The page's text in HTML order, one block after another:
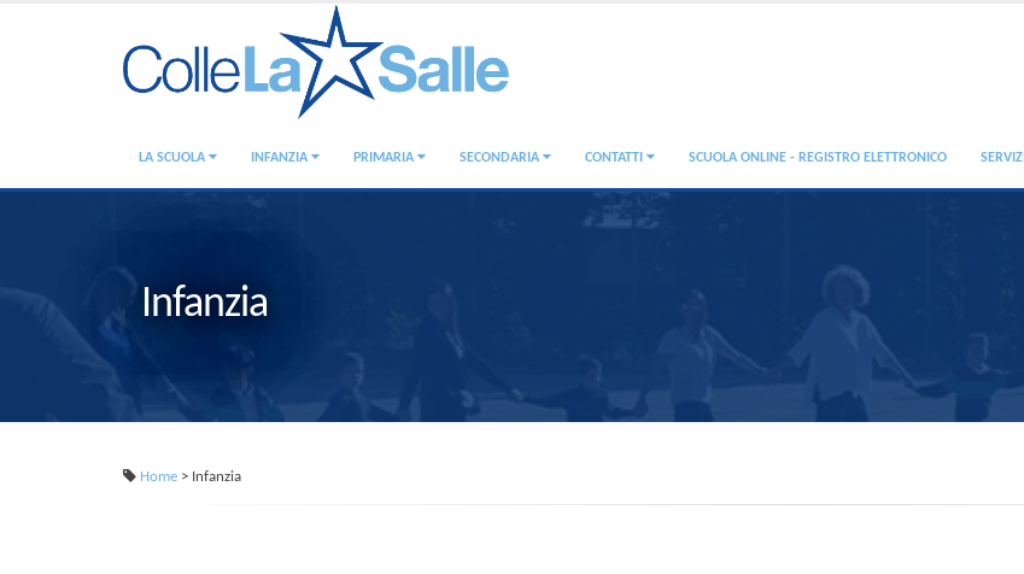
LA SCUOLA INFANZIA PRIMARIA SECONDARIA CONTATTI SCUOLA ONLINE - REGISTRO ELETTRONICO SERVIZI
Infanzia
Home > Infanzia